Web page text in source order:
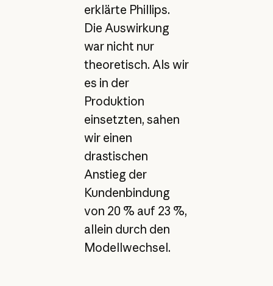
erklärte Phillips.
Die Auswirkung
war nicht nur
theoretisch. Als wir
es in der
Produktion
einsetzten, sahen
wir einen
drastischen
Anstieg der
Kundenbindung
von 20 % auf 23 %,
allein durch den
Modellwechsel.